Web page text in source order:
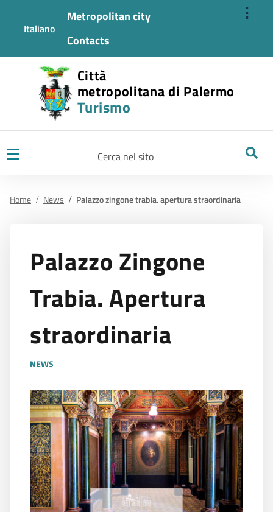
⋮
Italiano
Metropolitan city
Contacts
Città
metropolitana di Palermo
Turismo
Home News Palazzo zingone trabia. apertura straordinaria
Palazzo Zingone
Trabia. Apertura
straordinaria
NEWS